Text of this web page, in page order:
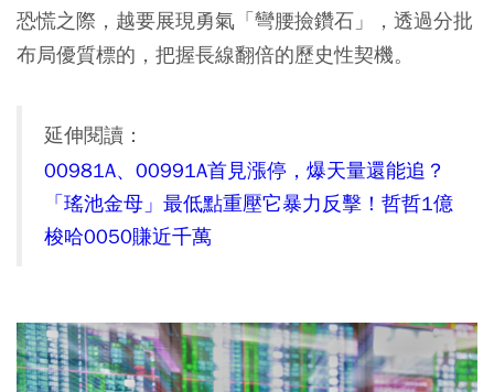
恐慌之際，越要展現勇氣「彎腰撿鑽石」，透過分批
布局優質標的，把握長線翻倍的歷史性契機。
延伸閱讀：
00981A、00991A首見漲停，爆天量還能追？
「瑤池金母」最低點重壓它暴力反擊！哲哲1億
梭哈0050賺近千萬